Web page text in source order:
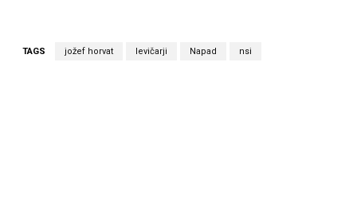
TAGS jožef horvat levičarji Napad nsi